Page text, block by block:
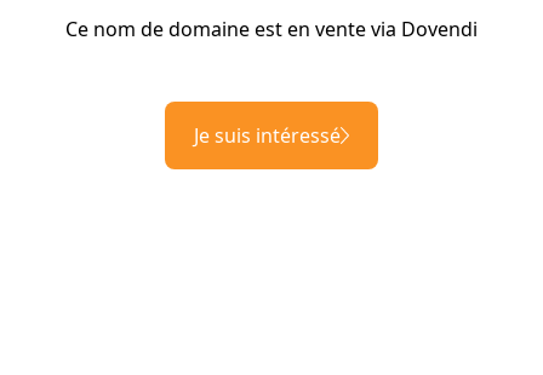
Ce nom de domaine est en vente via Dovendi
Je suis intéressé